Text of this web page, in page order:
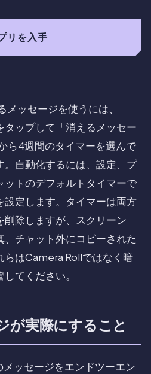
リを入手
ッセージを使うには、
タップして「消えるメッセー
ら4週間のタイマーを選んで
。自動化するには、設定、プ
ットのデフォルトタイマーで
設定します。タイマーは両方
除しますが、スクリーン
、チャット外にコピーされた
らはCamera Rollではなく暗
てください。
が実際にすること
ッセージをエンドツーエン